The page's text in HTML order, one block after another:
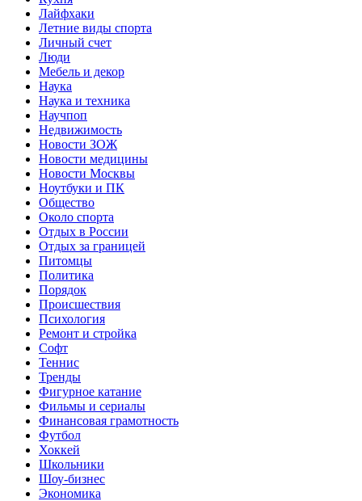
Лайфхаки
Летние виды спорта
Личный счет
Люди
Мебель и декор
Наука
Наука и техника
Научпоп
Недвижимость
Новости ЗОЖ
Новости медицины
Новости Москвы
Ноутбуки и ПК
Общество
Около спорта
Отдых в России
Отдых за границей
Питомцы
Политика
Порядок
Происшествия
Психология
Ремонт и стройка
Софт
Теннис
Тренды
Фигурное катание
Фильмы и сериалы
Финансовая грамотность
Футбол
Хоккей
Школьники
Шоу-бизнес
Экономика